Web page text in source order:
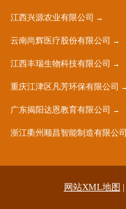
江西兴源农业有限公司
云南尚辉医疗股份有限公司
江西丰瑞生物科技有限公司
重庆江津区凡芳环保有限公司
广东揭阳达恩教育有限公司
浙江衢州顺昌智能制造有限公司
网站XML地图 |